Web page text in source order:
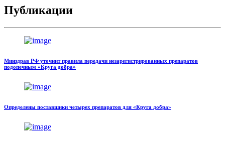
Публикации
Минздрав РФ уточнит правила передачи незарегистрированных препаратов
подопечным «Круга добра»
Определены поставщики четырех препаратов для «Круга добра»